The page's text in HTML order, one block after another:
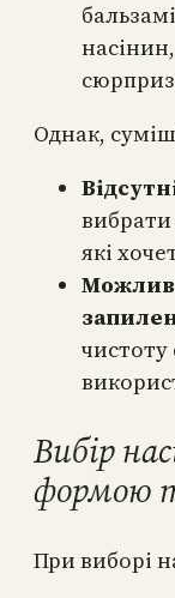
Однак,
які
чистоту
Вибір
формою
При виборі